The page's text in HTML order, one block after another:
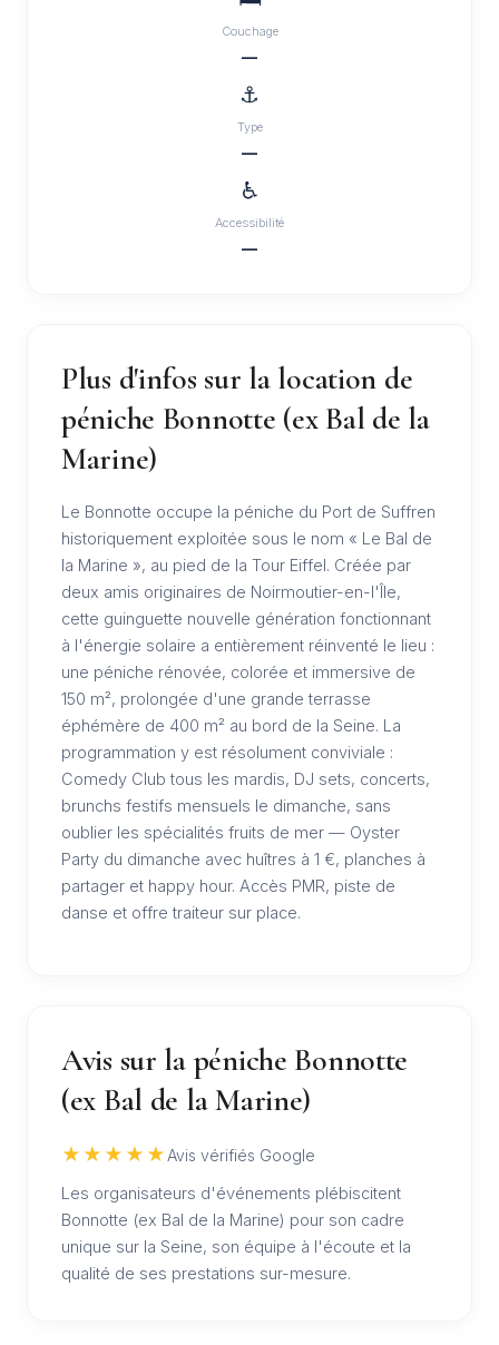
Couchage
—
⚓
Type
—
♿
Accessibilité
—
Plus d'infos sur la location de
péniche Bonnotte (ex Bal de la
Marine)
Le Bonnotte occupe la péniche du Port de Suffren
historiquement exploitée sous le nom « Le Bal de
la Marine », au pied de la Tour Eiffel. Créée par
deux amis originaires de Noirmoutier-en-l'Île,
cette guinguette nouvelle génération fonctionnant
à l'énergie solaire a entièrement réinventé le lieu :
une péniche rénovée, colorée et immersive de
150 m², prolongée d'une grande terrasse
éphémère de 400 m² au bord de la Seine. La
programmation y est résolument conviviale :
Comedy Club tous les mardis, DJ sets, concerts,
brunchs festifs mensuels le dimanche, sans
oublier les spécialités fruits de mer — Oyster
Party du dimanche avec huîtres à 1 €, planches à
partager et happy hour. Accès PMR, piste de
danse et offre traiteur sur place.
Avis sur la péniche Bonnotte
(ex Bal de la Marine)
★★★★★ Avis vérifiés Google
Les organisateurs d'événements plébiscitent
Bonnotte (ex Bal de la Marine) pour son cadre
unique sur la Seine, son équipe à l'écoute et la
qualité de ses prestations sur-mesure.